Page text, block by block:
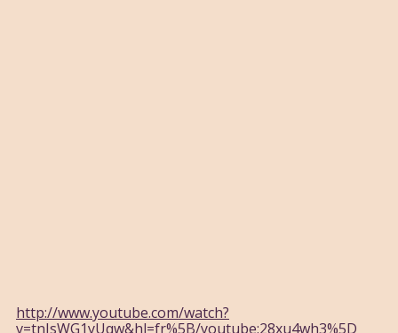
http://www.youtube.com/watch?
v=tnIsWG1yUqw&hl=fr%5B/youtube:28xu4wh3%5D